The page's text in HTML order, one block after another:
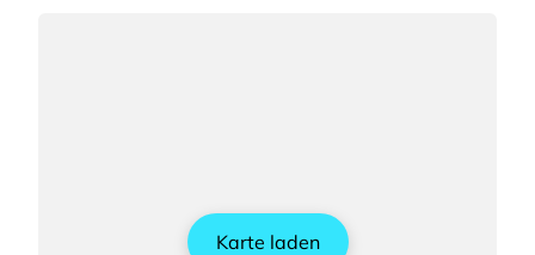
Karte laden